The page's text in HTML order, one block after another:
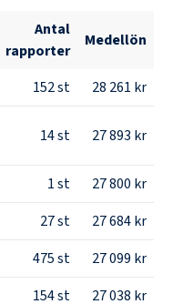
Antal
rapporter
Medellön
152st
28 261 kr
14st 27 893 kr
1st
27 800 kr
27st
27 684 kr
475st
27 099 kr
154st
27 038 kr